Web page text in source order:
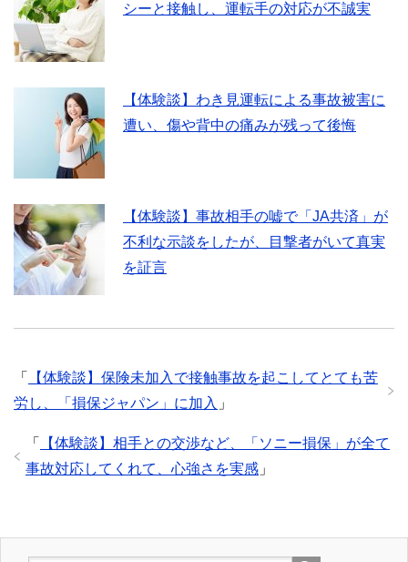
シーと接触し、運転手の対応が不誠実
【体験談】わき見運転による事故被害に
遭い、傷や背中の痛みが残って後悔
【体験談】事故相手の嘘で「JA共済」が
不利な示談をしたが、目撃者がいて真実
を証言
「
【体験談】保険未加入で接触事故を起こしてとても苦
労し、「損保ジャパン」に加入 」
「
【体験談】相手との交渉など、「ソニー損保」が全て
事故対応してくれて、心強さを実感 」